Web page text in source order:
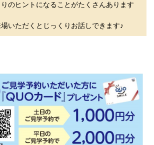
のヒントになることがたくさんあります
いただくとじっくりお話しできます♪